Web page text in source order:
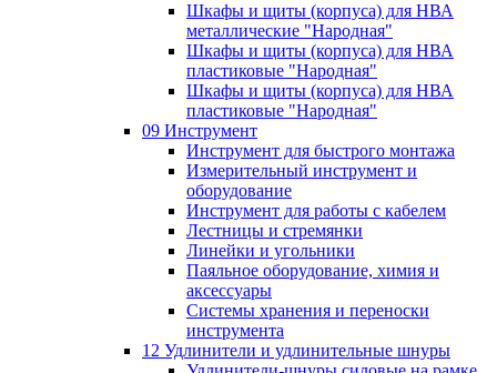
Шкафы и щиты (корпуса) для НВА
металлические "Народная"
Шкафы и щиты (корпуса) для НВА
пластиковые "Народная"
Шкафы и щиты (корпуса) для НВА
пластиковые "Народная"
09 Инструмент
Инструмент для быстрого монтажа
Измерительный инструмент и
оборудование
Инструмент для работы с кабелем
Лестницы и стремянки
Линейки и угольники
Паяльное оборудование, химия и
аксессуары
Системы хранения и переноски
инструмента
12 Удлинители и удлинительные шнуры